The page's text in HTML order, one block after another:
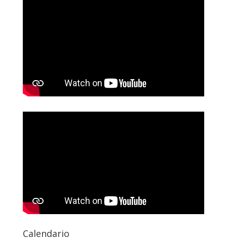
Calendario